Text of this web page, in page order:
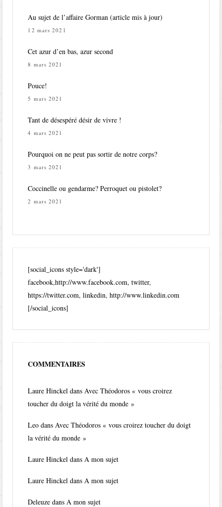
Au sujet de l’affaire Gorman (article mis à jour)
12 mars 2021
Cet azur d’en bas, azur second
8 mars 2021
Pouce!
5 mars 2021
Tant de désespéré désir de vivre !
4 mars 2021
Pourquoi on ne peut pas sortir de notre corps?
3 mars 2021
Coccinelle ou gendarme? Perroquet ou pistolet?
2 mars 2021
[social_icons style='dark']
facebook,http://www.facebook.com, twitter,
https://twitter.com, linkedin, http://www.linkedin.com
[/social_icons]
COMMENTAIRES
Laure Hinckel dans Avec Théodoros « vous croirez
toucher du doigt la vérité du monde »
Leo dans Avec Théodoros « vous croirez toucher du doigt
la vérité du monde »
Laure Hinckel dans A mon sujet
Laure Hinckel dans A mon sujet
Deleuze dans A mon sujet